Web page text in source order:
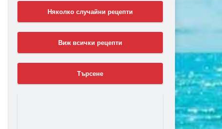
Няколко случайни рецепти
Виж всички рецепти
Търсене